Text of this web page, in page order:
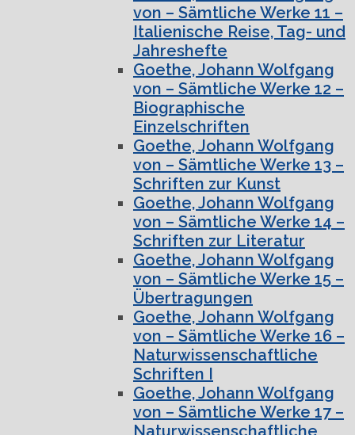
von – Sämtliche Werke 11 –
Italienische Reise, Tag- und
Jahreshefte
Goethe, Johann Wolfgang
von – Sämtliche Werke 12 –
Biographische
Einzelschriften
Goethe, Johann Wolfgang
von – Sämtliche Werke 13 –
Schriften zur Kunst
Goethe, Johann Wolfgang
von – Sämtliche Werke 14 –
Schriften zur Literatur
Goethe, Johann Wolfgang
von – Sämtliche Werke 15 –
Übertragungen
Goethe, Johann Wolfgang
von – Sämtliche Werke 16 –
Naturwissenschaftliche
Schriften I
Goethe, Johann Wolfgang
von – Sämtliche Werke 17 –
Naturwissenschaftliche